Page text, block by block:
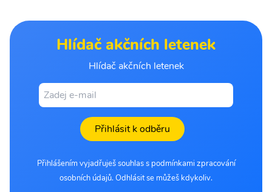
Hlídač akčních letenek
Hlídač akčních letenek
Přihlásit k odběru
Přihlášením vyjadřuješ souhlas s podmínkami zpracování
osobních údajů. Odhlásit se můžeš kdykoliv.